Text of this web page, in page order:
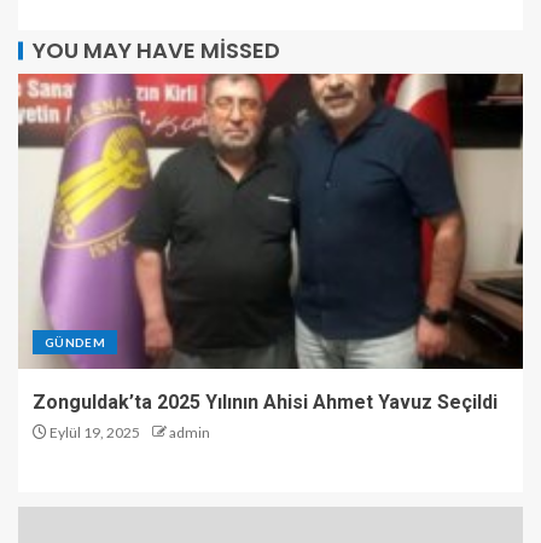
YOU MAY HAVE MISSED
GÜNDEM
Zonguldak’ta 2025 Yılının Ahisi Ahmet Yavuz Seçildi
Eylül 19, 2025 admin